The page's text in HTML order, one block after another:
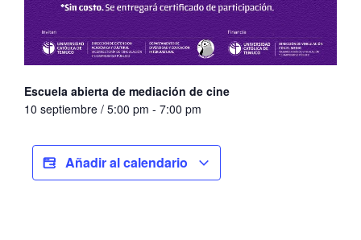
Escuela abierta de mediación de cine
10 septiembre / 5:00 pm - 7:00 pm
Añadir al calendario